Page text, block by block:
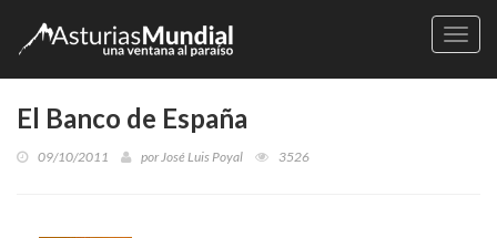
El Banco de España
09/10/2011 porJosé Luis Poyal 3526